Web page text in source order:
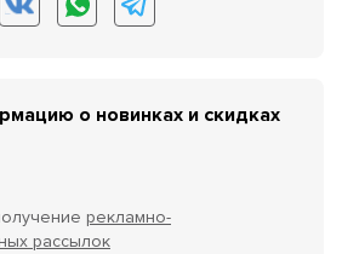
о новинках и скидках
рекламно-
рассылок